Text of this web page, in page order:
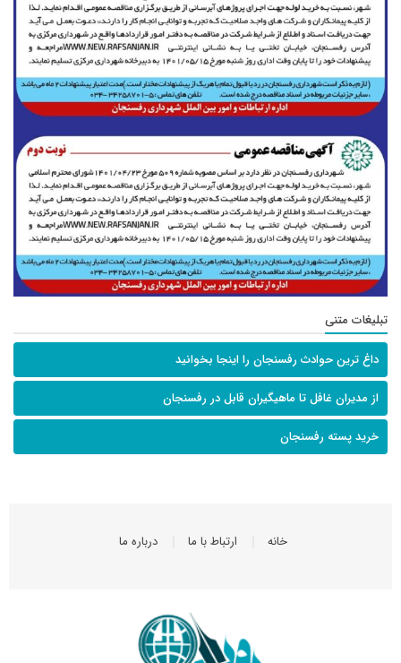
تبلیغات متنی
داغ ترین حوادث رفسنجان را اینجا بخوانید
از مدیران غافل تا ماهیگیران قابل در رفسنجان
خرید پسته رفسنجان
خانه ارتباط با ما درباره ما